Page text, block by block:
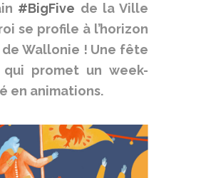
#BigFive de la Ville
se profile à l’horizon
Wallonie ! Une fête
qui promet un week-
en animations.